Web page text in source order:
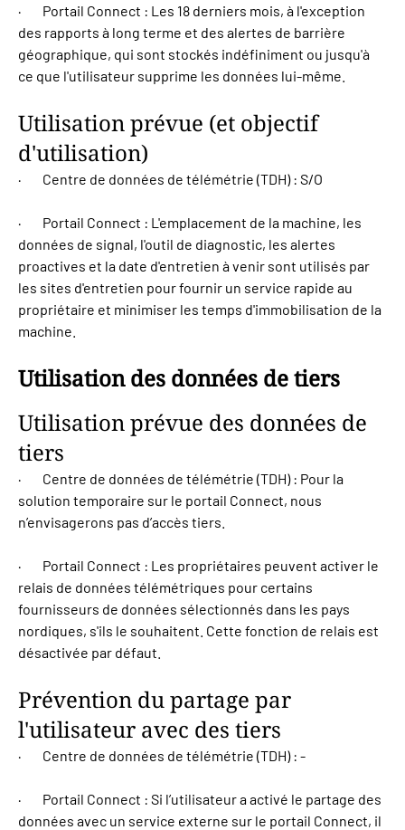
· Portail Connect : Les 18 derniers mois, à l'exception
des rapports à long terme et des alertes de barrière
géographique, qui sont stockés indéfiniment ou jusqu'à
ce que l'utilisateur supprime les données lui-même.
Utilisation prévue (et objectif
d'utilisation)
· Centre de données de télémétrie (TDH) : S/O
· Portail Connect : L'emplacement de la machine, les
données de signal, l'outil de diagnostic, les alertes
proactives et la date d'entretien à venir sont utilisés par
les sites d'entretien pour fournir un service rapide au
propriétaire et minimiser les temps d'immobilisation de la
machine.
Utilisation des données de tiers
Utilisation prévue des données de
tiers
· Centre de données de télémétrie (TDH) : Pour la
solution temporaire sur le portail Connect, nous
n’envisagerons pas d’accès tiers.
· Portail Connect : Les propriétaires peuvent activer le
relais de données télémétriques pour certains
fournisseurs de données sélectionnés dans les pays
nordiques, s'ils le souhaitent. Cette fonction de relais est
désactivée par défaut.
Prévention du partage par
l'utilisateur avec des tiers
· Centre de données de télémétrie (TDH) : -
· Portail Connect : Si l’utilisateur a activé le partage des
données avec un service externe sur le portail Connect, il